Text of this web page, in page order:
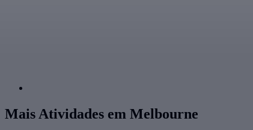
Mais Atividades em Melbourne